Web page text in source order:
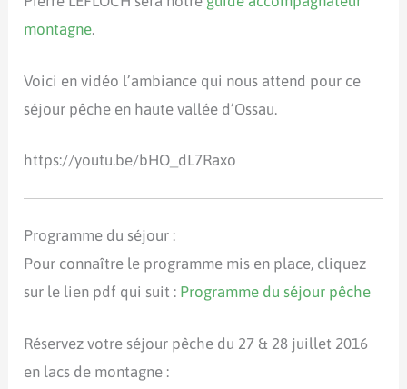
montagne.
Voici en vidéo l’ambiance qui nous attend pour ce
séjour pêche en haute vallée d’Ossau.
https://youtu.be/bHO_dL7Raxo
Programme du séjour :
Pour connaître le programme mis en place, cliquez
sur le lien pdf qui suit : Programme du séjour pêche
Réservez votre séjour pêche du 27 & 28 juillet 2016
en lacs de montagne :